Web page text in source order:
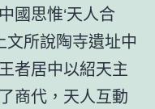
國思惟‘天人合
文所說陶寺遺址中
者居中以紹天主
商代，天人互動